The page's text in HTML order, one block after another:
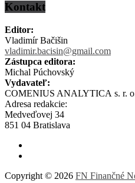
Kontakt
Editor:
Vladimír Bačišin
vladimir.bacisin@gmail.com
Zástupca editora:
Michal Púchovský
Vydavateľ:
COMENIUS ANALYTICA s. r.
Adresa redakcie:
Medveďovej 34
851 04 Bratislava
Copyright © 2026 FN Finančné